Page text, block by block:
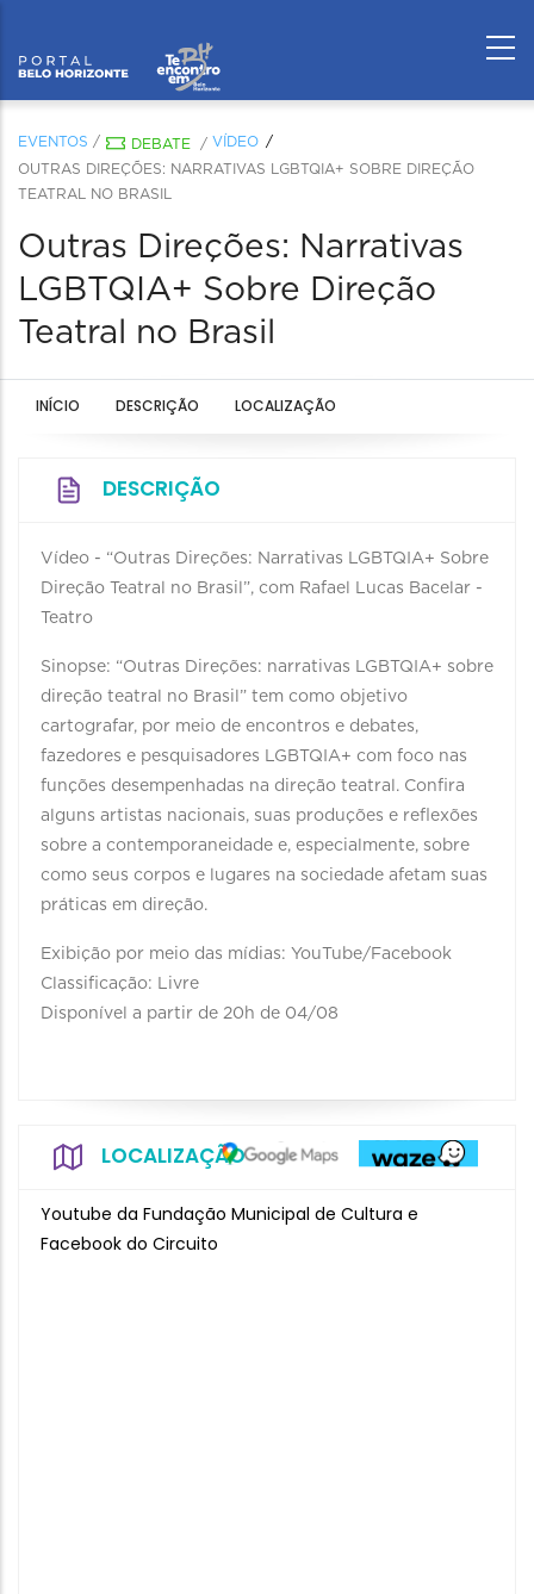
EVENTOS / DEBATE / VÍDEO
OUTRAS DIREÇÕES: NARRATIVAS LGBTQIA+ SOBRE DIREÇÃO
TEATRAL NO BRASIL
Outras Direções: Narrativas
LGBTQIA+ Sobre Direção
Teatral no Brasil
INÍCIO DESCRIÇÃO LOCALIZAÇÃO
DESCRIÇÃO
Vídeo - “Outras Direções: Narrativas LGBTQIA+ Sobre
Direção Teatral no Brasil”, com Rafael Lucas Bacelar -
Teatro
Sinopse: “Outras Direções: narrativas LGBTQIA+ sobre
direção teatral no Brasil” tem como objetivo
cartografar, por meio de encontros e debates,
fazedores e pesquisadores LGBTQIA+ com foco nas
funções desempenhadas na direção teatral. Confira
alguns artistas nacionais, suas produções e reflexões
sobre a contemporaneidade e, especialmente, sobre
como seus corpos e lugares na sociedade afetam suas
práticas em direção.
Exibição por meio das mídias: YouTube/Facebook
Classificação: Livre
Disponível a partir de 20h de 04/08
LOCALIZAÇÃO
Youtube da Fundação Municipal de Cultura e
Facebook do Circuito